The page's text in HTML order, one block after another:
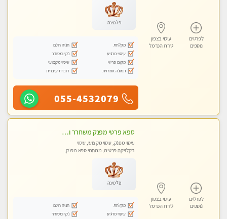
לפרטים
נוספים
עיסוי בצפון
טירת הכרמל
פלטינה
מקלחת
חניה חינם
עיסוי מרגיע
נקי ומסודר
מקום פרטי
עיסוי מקצועי
תמונה אמיתית
דוברת עיברית
055-4532079
לפרטים
נוספים
עיסוי בצפון
טירת הכרמל
ספא פרטי מפנק משחרר ומרגיע, עם מגוון עיסויים לבחירה מומלץ לחלוטין!!!!
עיסוי מפנק, עיסוי מקצועי, עיסוי
בקלניקה פרטית, מתחמי ספא מפנק,
פלטינה
מקלחת
חניה חינם
עיסוי מרגיע
נקי ומסודר